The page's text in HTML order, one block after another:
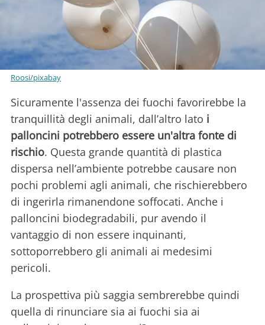
Roosi/pixabay
Sicuramente l'assenza dei fuochi favorirebbe la
tranquillità degli animali, dall’altro lato i
palloncini potrebbero essere un'altra fonte di
rischio. Questa grande quantità di plastica
dispersa nell’ambiente potrebbe causare non
pochi problemi agli animali, che rischierebbero
di ingerirla rimanendone soffocati. Anche i
palloncini biodegradabili, pur avendo il
vantaggio di non essere inquinanti,
sottoporrebbero gli animali ai medesimi
pericoli.
La prospettiva più saggia sembrerebbe quindi
quella di rinunciare sia ai fuochi sia ai